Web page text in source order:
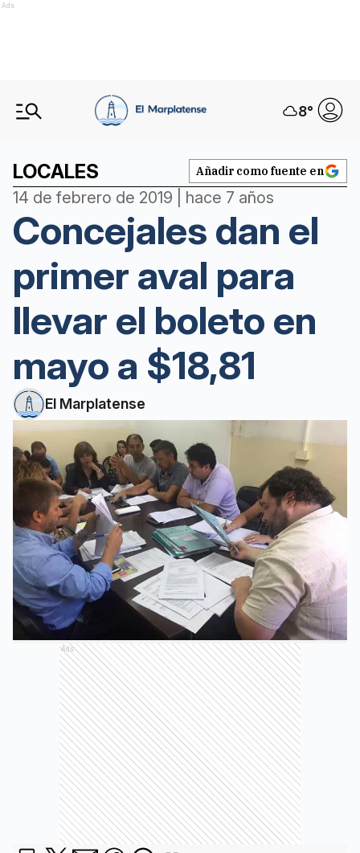
Ads
8°
LOCALES Añadir como fuente en
14 de febrero de 2019 | hace 7 años
Concejales dan el
primer aval para
llevar el boleto en
mayo a $18,81
El Marplatense
Ads